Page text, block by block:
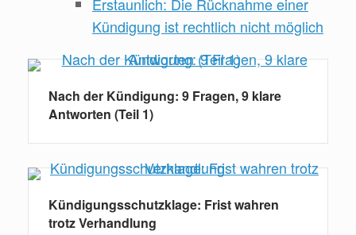
Erstaunlich: Die Rücknahme einer
Kündigung ist rechtlich nicht möglich
Nach der Kündigung: 9 Fragen, 9 klare
Antworten (Teil 1)
Kündigungsschutzklage: Frist wahren
trotz Verhandlung